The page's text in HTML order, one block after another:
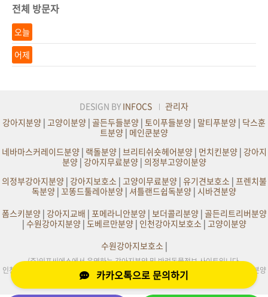
전체 방문자
오늘
어제
DESIGN BY INFOCS
관리자
강아지분양 | 고양이분양 | 골든두들분양 | 토이푸들분양 | 말티푸분양 | 닥스훈
트분양 | 메인쿤분양
네바마스커레이드분양| 랙돌분양| 브리티쉬숏헤어분양| 먼치킨분양| 강아지
분양|강아지무료분양| 의정부고양이분양
의정부강아지분양| 강아지보호소| 고양이무료분양| 유기견보호소| 프렌치불
독분양 | 꼬똥드툴레아분양 | 셔틀랜드쉽독분양 | 시바견분양
폼스키분양| 강아지교배 | 포메라니안분양| 보더콜리분양| 골든리트리버분양
| 수원강아지분양| 도베르만분양| 인천강아지보호소| 고양이분양
수원강아지보호소|
(주)인포씨에스에서 운영하는 강아지분양 및 반려동물정보 사이트입니다.
인천,부천,서울,수원,원주,의정부,부산,대구,전주,평택,광주,화성,천안,일산,김포 강아지분양
및 사이트정보제공
카카오톡으로 문의하기